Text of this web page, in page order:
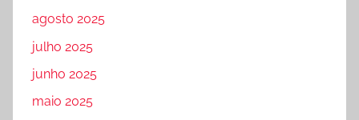
agosto 2025
julho 2025
junho 2025
maio 2025